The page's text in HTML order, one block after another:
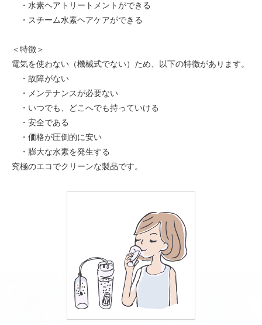
・水素ヘアトリートメントができる
・スチーム水素ヘアケアができる
＜特徴＞
電気を使わない（機械式でない）ため、以下の特徴があります。
・故障がない
・メンテナンスが必要ない
・いつでも、どこへでも持っていける
・安全である
・価格が圧倒的に安い
・膨大な水素を発生する
究極のエコでクリーンな製品です。